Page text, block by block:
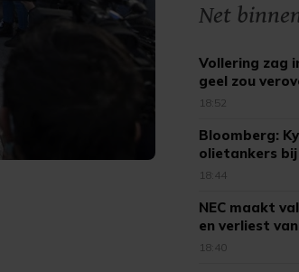
Net
Vollering zag
geel zou
18:52
Bloomberg:
olietankers bij
18:44
NEC maakt
en verliest
18:40